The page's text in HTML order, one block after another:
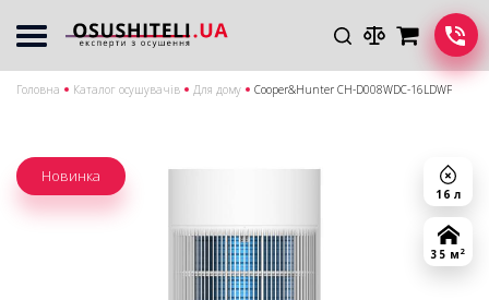
Головна Каталог осушувачів Для дому Cooper&Hunter CH-D008WDC-16LDWF
16 л
35 м 2
Новинка